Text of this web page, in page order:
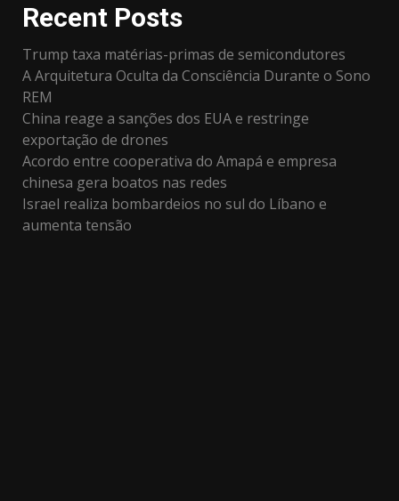
Recent Posts
Trump taxa matérias-primas de semicondutores
A Arquitetura Oculta da Consciência Durante o Sono
REM
China reage a sanções dos EUA e restringe
exportação de drones
Acordo entre cooperativa do Amapá e empresa
chinesa gera boatos nas redes
Israel realiza bombardeios no sul do Líbano e
aumenta tensão